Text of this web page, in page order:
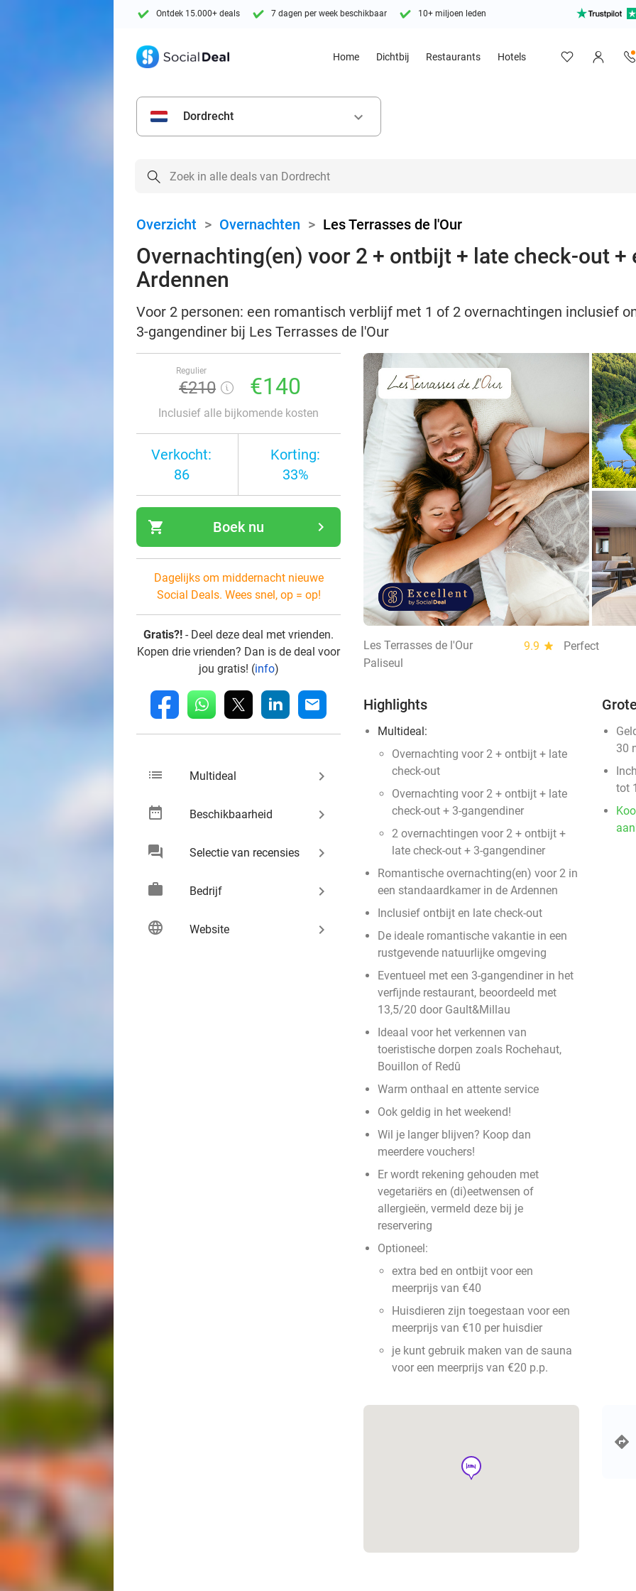
Ontdek 15.000+ deals 7 dagen per week beschikbaar 10+ miljoen leden
Home Dichtbij Restaurants Hotels
Dordrecht keyboard_arrow_down
Overzicht > Overnachten > Les Terrasses de l'Our
Overnachting(en) voor 2 + ontbijt + late check-out +
Ardennen
Voor 2 personen: een romantisch verblijf met 1 of 2 overnachtingen inclusief
3-gangendiner bij Les Terrasses de l'Our
Regulier
€210 €140
Inclusief alle bijkomende kosten
Verkocht:
86
Korting:
33%
shopping_cart navigate_next
Boek nu
Dagelijks om middernacht nieuwe
Social Deals. Wees snel, op = op!
Gratis?! - Deel deze deal met vrienden.
Kopen drie vrienden? Dan is de deal voor
jou gratis! (info)
fb whatsapp linkedin mail
list Multideal keyboard_arrow_right
date_range Beschikbaarheid keyboard_arrow_right
chat Selectie van recensies keyboard_arrow_right
work Bedrijf keyboard_arrow_right
language Website keyboard_arrow_right
Les Terrasses de l'Our 9.9 star
Perfect
Paliseul
Highlights
Multideal:
Overnachting voor 2 + ontbijt + late
check-out
Overnachting voor 2 + ontbijt + late
check-out + 3-gangendiner
2 overnachtingen voor 2 + ontbijt +
late check-out + 3-gangendiner
Romantische overnachting(en) voor 2 in
een standaardkamer in de Ardennen
Inclusief ontbijt en late check-out
De ideale romantische vakantie in een
rustgevende natuurlijke omgeving
Eventueel met een 3-gangendiner in het
verfijnde restaurant, beoordeeld met
13,5/20 door Gault&Millau
Ideaal voor het verkennen van
toeristische dorpen zoals Rochehaut,
Bouillon of Redû
Warm onthaal en attente service
Ook geldig in het weekend!
Wil je langer blijven? Koop dan
meerdere vouchers!
Er wordt rekening gehouden met
vegetariërs en (di)eetwensen of
allergieën, vermeld deze bij je
reservering
Optioneel:
extra bed en ontbijt voor een
meerprijs van €40
Huisdieren zijn toegestaan voor een
meerprijs van €10 per huisdier
je kunt gebruik maken van de sauna
voor een meerprijs van €20 p.p.
30
tot
hotel